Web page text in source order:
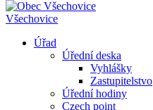
Všechovice
Úřad
Úřední deska
Vyhlášky
Zastupitelstvo
Úřední hodiny
Czech point